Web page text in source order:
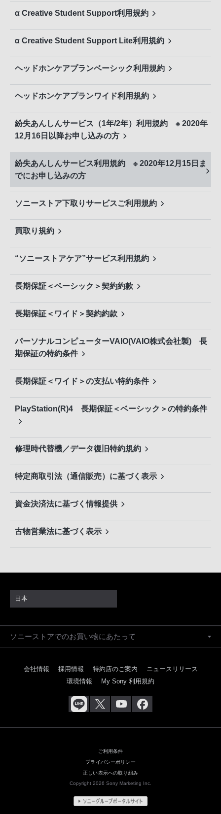
α Creative Student Support利用規約
α Creative Student Support Lite利用規約
ヘッドホンケアプランベーシック利用規約
ヘッドホンケアプランワイド利用規約
紛失あんしんサービス（1年/2年）利用規約 ※ 2020年
12月16日以降お申し込みの方
紛失あんしんサービス利用規約 ※ 2020年12月15日ま
でにお申し込みの方
ソニーストア下取りサービスご利用規約
買取り規約
“ソニーストアケア”サービス利用規約
長期保証＜ベーシック＞契約約款
長期保証＜ワイド＞契約約款
パーソナルコンピューターVAIO(VAIO株式会社製) 長
期保証の特約条件
長期保証＜ワイド＞の支払い特約条件
PlayStation(R)4 長期保証＜ベーシック＞の特約条件
修理時代替機／データ復旧特約規約
特定商取引法（通信販売）に基づく表示
資金決済法に基づく情報提供
古物営業法に基づく表示
日本
ソニーストアでのお買い物にあたって
会社情報 採用情報 特約店のご案内
ニュースリリース
環境情報
My Sony 利用規約
ご利用条件
プライバシーポリシー
正しい表示への取り組み
Copyright 2026 Sony Marketing Inc.